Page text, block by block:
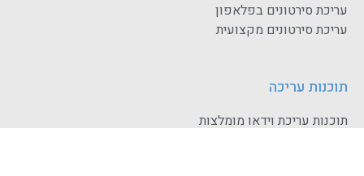
עריכת סירטונים בפלאפון
עריכת סירטונים מקצועית
תוכנות עריכה
תוכנות עריכת וידאו מומלצות